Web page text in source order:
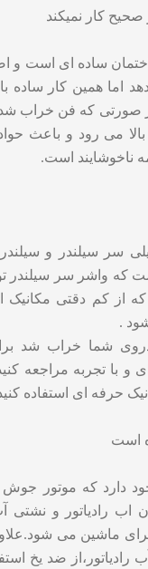
ساده ای است و
اما همین کار
صورتی که فن خراب
می رود و باعث
ناخوشایند است.
سر سیلندر و
که واشر سر سیلندر
که از کم دقتی
.
شما خراب شد
و با تجربه مراجعه
حرفه ای استفاده
دارد که موتور
اب رادیاتور و نشتی
ماشین می
رادیاتور،از ضد یخ